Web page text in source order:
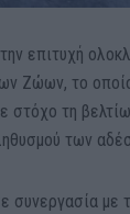
επιτυχή
Ζώων, το
στόχο τη
των
με